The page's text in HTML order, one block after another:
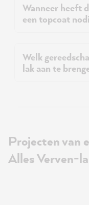
Wanneer heeft
een topcoat
Welk
lak aan te
Projecten van
Alles Verven-